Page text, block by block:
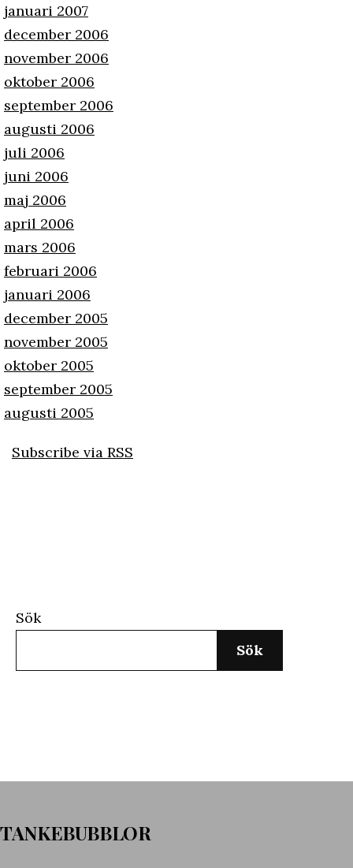
januari 2007
december 2006
november 2006
oktober 2006
september 2006
augusti 2006
juli 2006
juni 2006
maj 2006
april 2006
mars 2006
februari 2006
januari 2006
december 2005
november 2005
oktober 2005
september 2005
augusti 2005
Subscribe via RSS
Sök
Sök
TANKEBUBBLOR